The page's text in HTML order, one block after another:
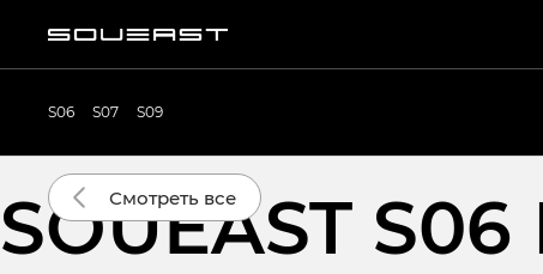
S06 S07 S09
Смотреть все
SOUEAST